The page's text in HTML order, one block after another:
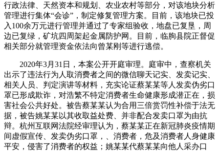
行政法律、天然资本和规划、农业农村等部分，对该地块分析
管理进行集体“会诊”，制定修复管理方案。目前，该地块已投
入100余万元进行管理并通过了专家组验收，地盘已复垦，周
边已复绿，矿坑四周架起金属防护网。目前，临朐县院正督促
相关部分就管理资金依法向曾某刚等进行逃偿。
2020年3月31日，本案公开开庭审理。庭审中，查察机关
出示了违法行为人取消费者之间的微信聊天记实、发卖记实、
相关人员、判定演讲等材料，充实论证蔡某某等人发卖伪劣口
罩已形成欺诈，对浩繁不特定消费者生命健康形成潜正在，损
害社会公共好处。被告蔡某某认为合用三倍赏罚性补偿于法无
据，被告姚某某以其收取益处费、并非配合发卖口罩为由抗
辩。杭州互联网法院经审理认为，蔡某某正在新冠肺炎疫情期
间虚假宣传、发卖伪劣口罩，、消费者，危及消费者人身健康
平安，侵害了消费者的权益；姚某某代蔡某某向他人采办口